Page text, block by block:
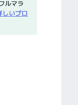
ルマラ
しいプロ